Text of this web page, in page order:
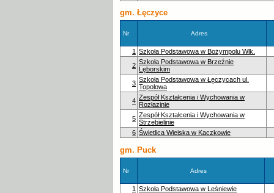
gm. Łęczyce
Nr Adres
1 Szkoła Podstawowa w Bożympolu Wlk.
2 Szkoła Podstawowa w Brzeźnie
Lęborskim
3 Szkoła Podstawowa w Łęczycach ul.
Topolowa
4 Zespół Kształcenia i Wychowania w
Rozłazinie
5 Zespół Kształcenia i Wychowania w
Strzebielinie
6 Świetlica Wiejska w Kaczkowie
gm. Puck
Nr Adres
1 Szkoła Podstawowa w Leśniewie